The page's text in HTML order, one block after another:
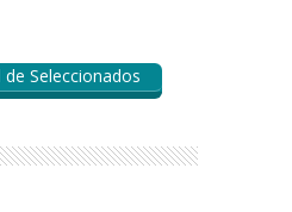
Seleccionados